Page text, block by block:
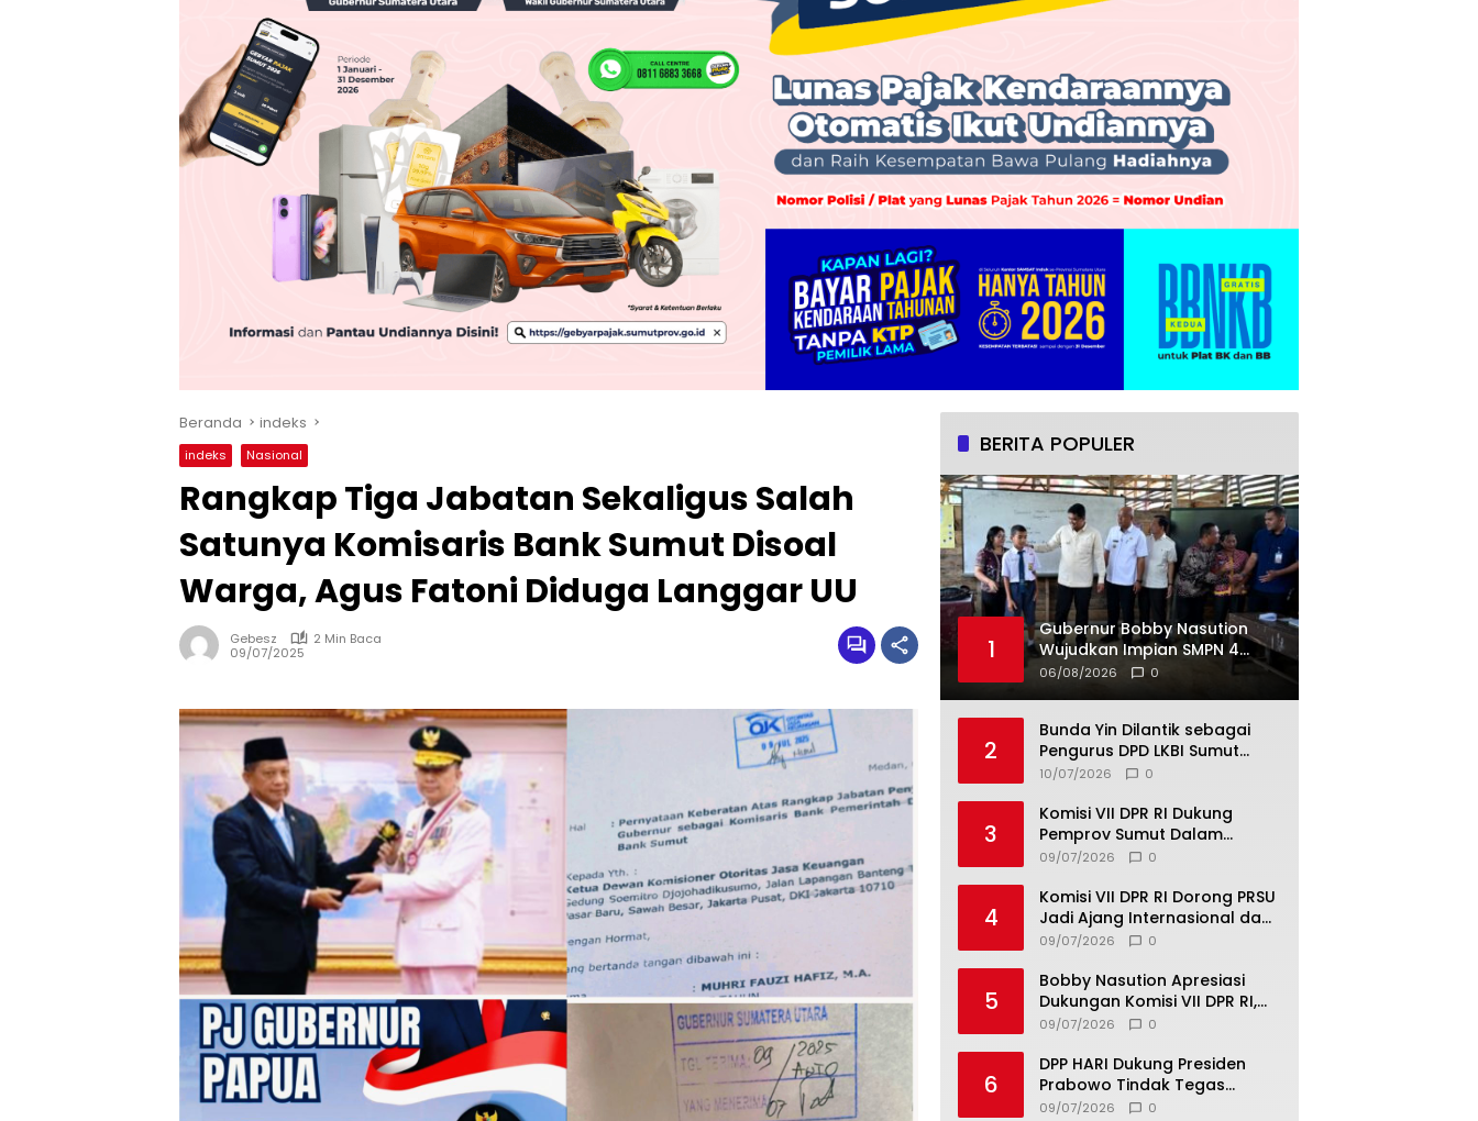
Beranda indeks
indeks Nasional
Rangkap Tiga Jabatan Sekaligus Salah
Satunya Komisaris Bank Sumut Disoal
Warga, Agus Fatoni Diduga Langgar UU
Gebesz
2 Min Baca
09/07/2025
BERITA POPULER
1
Gubernur Bobby Nasution
Wujudkan Impian SMPN 4
Sitolu Ori Miliki Gedung
06/08/2026 0
2
Bunda Yin Dilantik sebagai
Pengurus DPD LKBI Sumut
2026–2031, Tegaskan
dan Kerukunan
10/07/2026 0
3
Komisi VII DPR RI Dukung
Pemprov Sumut Dalam
Pemberantasan Pungli di
09/07/2026 0
4
Komisi VII DPR RI Dorong PRSU
Jadi Ajang Internasional dan
Pusat Investasi Sumut
09/07/2026 0
5
Bobby Nasution Apresiasi
Dukungan Komisi VII DPR RI,
Dorong PRSU Masuk Kalender
09/07/2026 0
6
DPP HARI Dukung Presiden
Prabowo Tindak Tegas
Pelaku Korupsi Tanpa Tebang
09/07/2026 0